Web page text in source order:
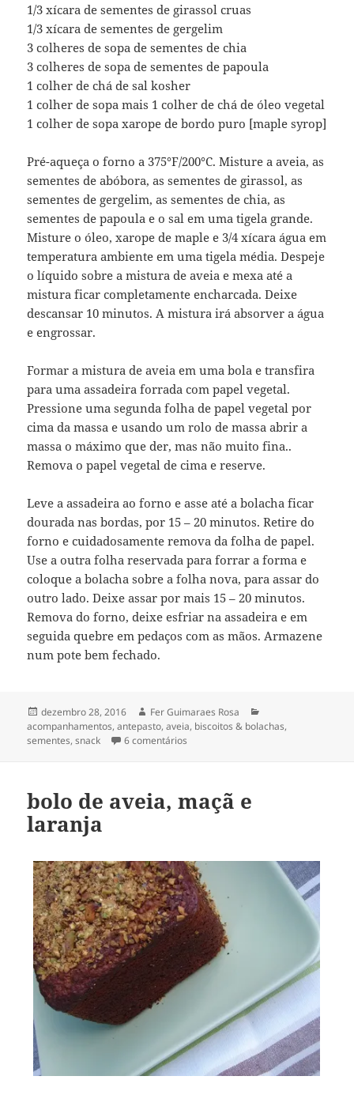
1/3 xícara de sementes de girassol cruas
1/3 xícara de sementes de gergelim
3 colheres de sopa de sementes de chia
3 colheres de sopa de sementes de papoula
1 colher de chá de sal kosher
1 colher de sopa mais 1 colher de chá de óleo vegetal
1 colher de sopa xarope de bordo puro [maple syrop]
Pré-aqueça o forno a 375°F/200°C. Misture a aveia, as
sementes de abóbora, as sementes de girassol, as
sementes de gergelim, as sementes de chia, as
sementes de papoula e o sal em uma tigela grande.
Misture o óleo, xarope de maple e 3/4 xícara água em
temperatura ambiente em uma tigela média. Despeje
o líquido sobre a mistura de aveia e mexa até a
mistura ficar completamente encharcada. Deixe
descansar 10 minutos. A mistura irá absorver a água
e engrossar.
Formar a mistura de aveia em uma bola e transfira
para uma assadeira forrada com papel vegetal.
Pressione uma segunda folha de papel vegetal por
cima da massa e usando um rolo de massa abrir a
massa o máximo que der, mas não muito fina..
Remova o papel vegetal de cima e reserve.
Leve a assadeira ao forno e asse até a bolacha ficar
dourada nas bordas, por 15 – 20 minutos. Retire do
forno e cuidadosamente remova da folha de papel.
Use a outra folha reservada para forrar a forma e
coloque a bolacha sobre a folha nova, para assar do
outro lado. Deixe assar por mais 15 – 20 minutos.
Remova do forno, deixe esfriar na assadeira e em
seguida quebre em pedaços com as mãos. Armazene
num pote bem fechado.
Publicado
em
dezembro 28, 2016 Autor
Fer Guimaraes Rosa
acompanhamentos,antepasto,aveia, biscoitos & bolachas,
sementes,snack 6 comentários
bolo de aveia, maçã e
laranja